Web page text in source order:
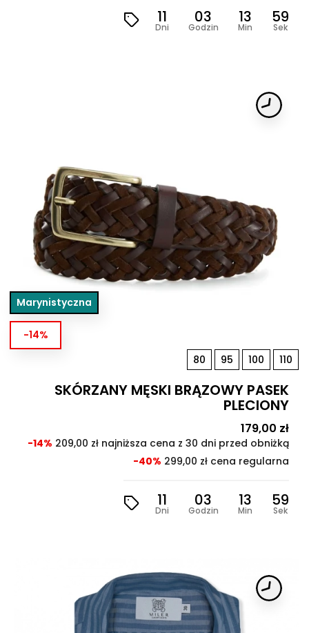
11
Dni
03
Godzin
13
Min
57
Sek
Marynistyczna
-14%
80 95 100 110
SKÓRZANY MĘSKI BRĄZOWY PASEK
PLECIONY
Cena
179,00 zł
-14% 209,00 zł najniższa cena z 30 dni przed obniżką
-40% 299,00 zł cena regularna
11
Dni
03
Godzin
13
Min
57
Sek